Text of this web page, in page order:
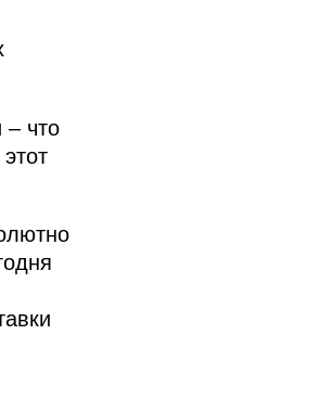
что